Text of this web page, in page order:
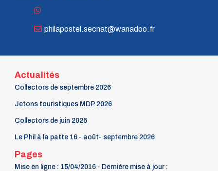
philapostel.secnat@wanadoo.fr
Actualités
Collectors de septembre 2026
Jetons touristiques MDP 2026
Collectors de juin 2026
Le Phil à la patte 16 - août- septembre 2026
Pages
Mise en ligne : 15/04/2016 - Dernière mise à jour :